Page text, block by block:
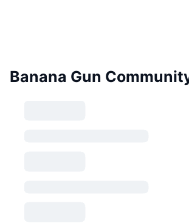
Banana Gun